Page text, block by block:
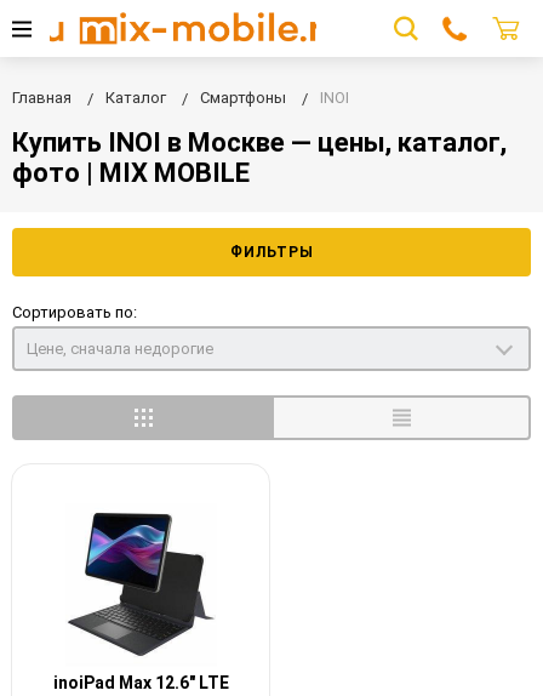
Главная Каталог Смартфоны INOI
Купить INOI в Москве — цены, каталог,
фото | MIX MOBILE
ФИЛЬТРЫ
Сортировать по:
Цене, сначала недорогие
inoiPad Max 12.6" LTE